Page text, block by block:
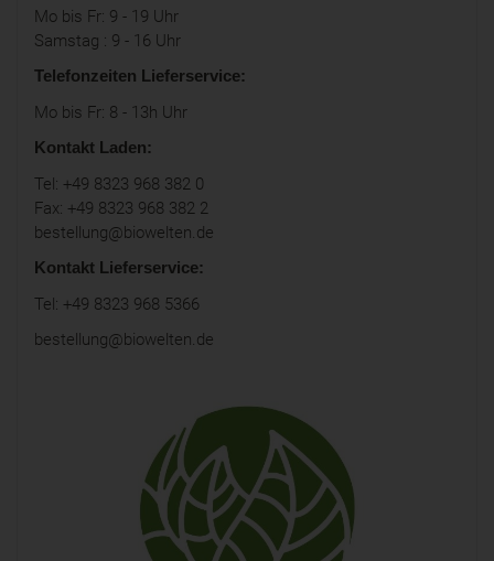
Mo bis Fr: 9 - 19 Uhr
Samstag : 9 - 16 Uhr
Telefonzeiten Lieferservice:
Mo bis Fr: 8 - 13h Uhr
Kontakt Laden:
Tel: +49 8323 968 382 0
Fax: +49 8323 968 382 2
bestellung@biowelten.de
Kontakt Lieferservice:
Tel: +49 8323 968 5366
bestellung@biowelten.de